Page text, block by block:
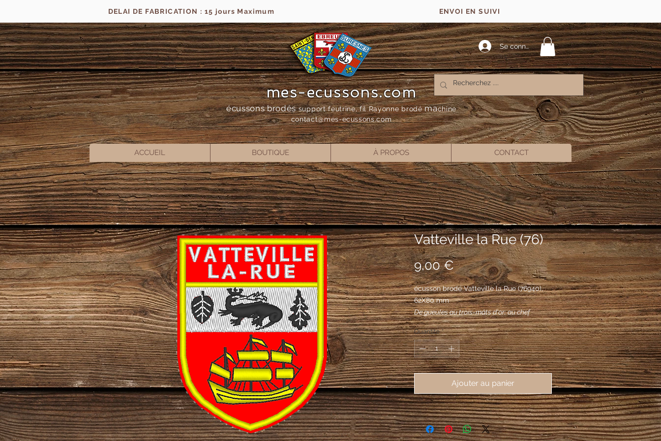
DELAI DE FABRICATION : 15 jours Maximum ENVOI EN SUIVI
Se connecter
mes-ecussons.com
écussons brodés support feutrine, fil Rayonne brodémachine
contact@mes-ecussons.com
ACCUEIL BOUTIQUE À PROPOS CONTACT
Vatteville la Rue (76)
9,00 €Prix
écusson brodé Vatteville la Rue (76940),
62X80 mm
De gueules au trois-mâts d'or; au chef
d'argent chargé d'une salamandre de sable
accostée d'une feuille de hêtre à dextre et
d'une feuille de chêne à senestre, toutes deux
versées et du même.
Quantité *
Ajouter au panier